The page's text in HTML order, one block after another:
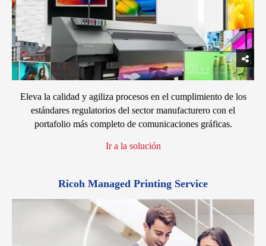
Eleva la calidad y agiliza procesos en el cumplimiento de los
estándares regulatorios del sector manufacturero con el
portafolio más completo de comunicaciones gráficas.
Ir a la solución
Ricoh Managed Printing Service